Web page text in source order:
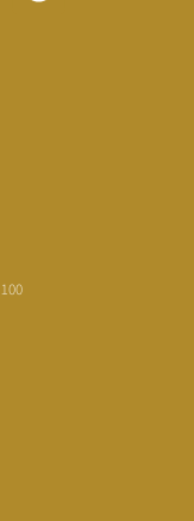
100 דרכים לאבד את עצמך בהודו